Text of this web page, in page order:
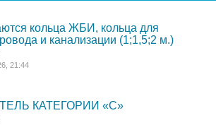
кольца ЖБИ, кольца для
и канализации (1;1,5;2 м.)
21:44
КАТЕГОРИИ «C»